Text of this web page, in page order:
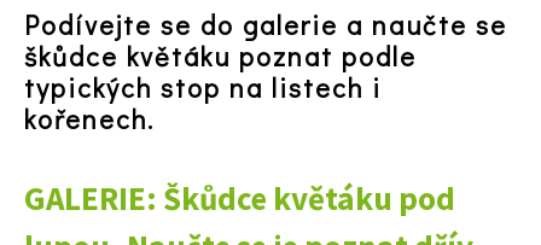
74 Kč
Objednat >
Podívejte se do galerie a naučte se
škůdce květáku poznat podle
typických stop na listech i
kořenech.
GALERIE: Škůdce květáku pod